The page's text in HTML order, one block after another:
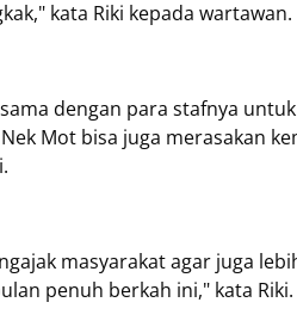
kata Riki kepada wartawan.
dengan para stafnya
Mot bisa juga merasakan
masyarakat agar juga
penuh berkah ini," kata Riki.